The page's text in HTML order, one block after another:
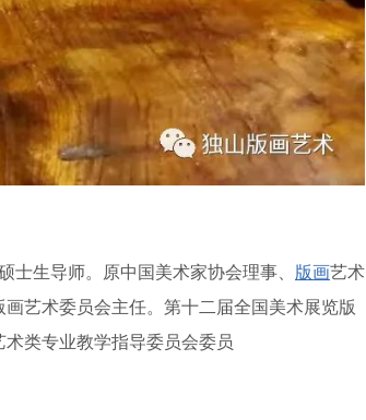
生导师。原中国美术家协会理事、 版画艺术
艺术委员会主任。第十二届全国美术展览版
术类专业教学指导委员会委员